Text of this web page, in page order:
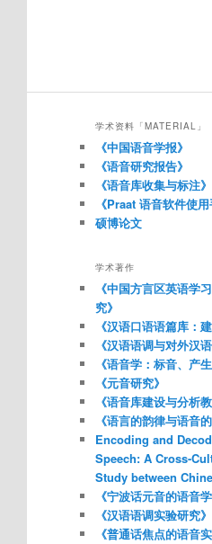
学术资料「MATERIAL」
《中国语音学报》
《语音研究报告》
《语音库收集与标注》
《Praat 语音软件使用
硕博论文
学术著作
《中国方言区英语学
究》
《汉语口语语篇库：
《汉语语调与对外汉
《语音学：标音、产
《元音研究》
《语音库建设与分析教
《语言的韵律与语音的
Encoding and
Speech: A Cross-
Study between
《宁波话元音的语音学
《汉语语调实验研究》
《普通话焦点的语音